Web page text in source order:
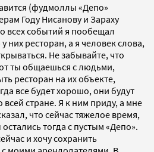
(фудмоллы «Депо»
Году Нисанову и Зараху
всех событий я пообещал
них ресторан, а я человек слова,
Не забывайте, что
ты общаешься с людьми,
ресторан на их объекте,
все будет хорошо, они будут
стране. Я к ним приду, а мне
что сейчас тяжелое время,
тогда с пустым «Депо».
и хочу сохранить